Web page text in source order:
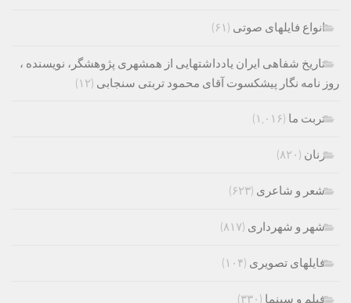
انواع فایلهای صوتی (۶۱)
تاریخ شفاهی ایران یادداشتهایی از همشهری پژوهشگر، نویسنده ،
روز نامه نگار پیشکسوت آقای محمود تربتی سنجابی (۱۲)
تربت ما (۱,۰۱۶)
زنان (۸۲۰)
شعر و شاعری (۶۲۳)
شهر و شهرداری (۸۱۷)
فایلهای تصویری (۱۰۴)
فیلم و سینما (۳۳۰)